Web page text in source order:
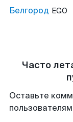
Белгород EGO
Часто
Оставьте